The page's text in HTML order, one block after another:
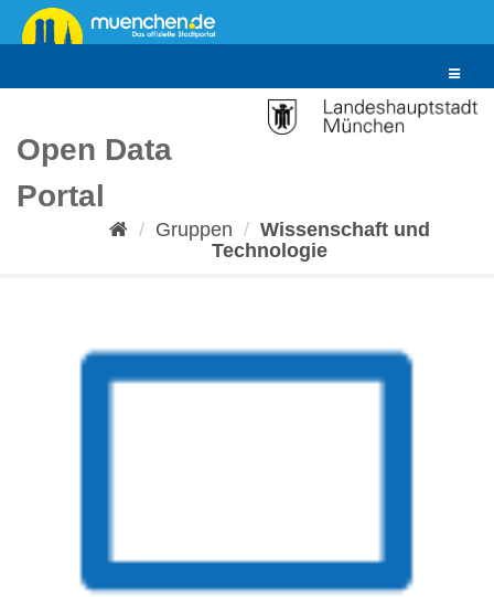
Überspringen
zum
Toggle
Open Data
Portal
Gruppen
Wissenschaft und
Technologie